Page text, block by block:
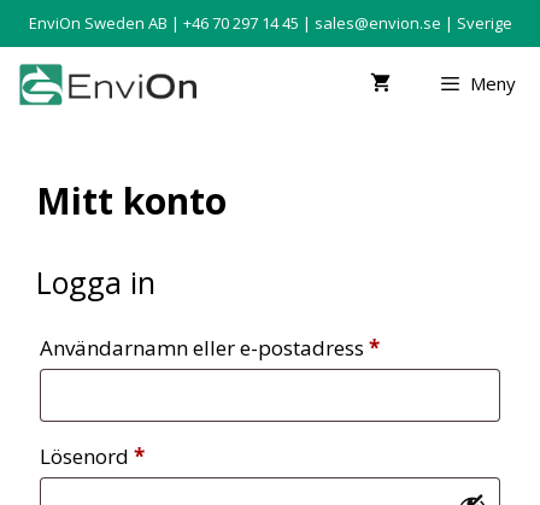
EnviOn Sweden AB | +46 70 297 14 45 | sales@envion.se | Sverige
Meny
Mitt konto
Logga in
Användarnamn eller e-postadress *
Lösenord *